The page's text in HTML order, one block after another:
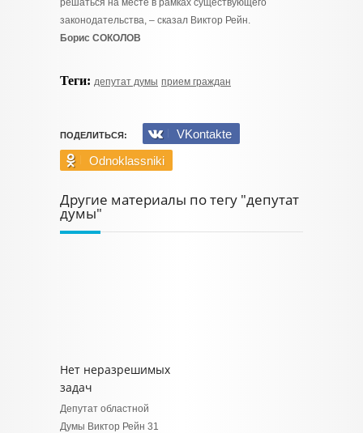
решаться на месте в рамках существующего
законодательства, – сказал Виктор Рейн.
Борис СОКОЛОВ
Теги: депутат думы прием граждан
ПОДЕЛИТЬСЯ:
VKontakte
Odnoklassniki
Другие материалы по тегу "депутат
думы"
Нет неразрешимых
задач
Депутат областной
Думы Виктор Рейн 31